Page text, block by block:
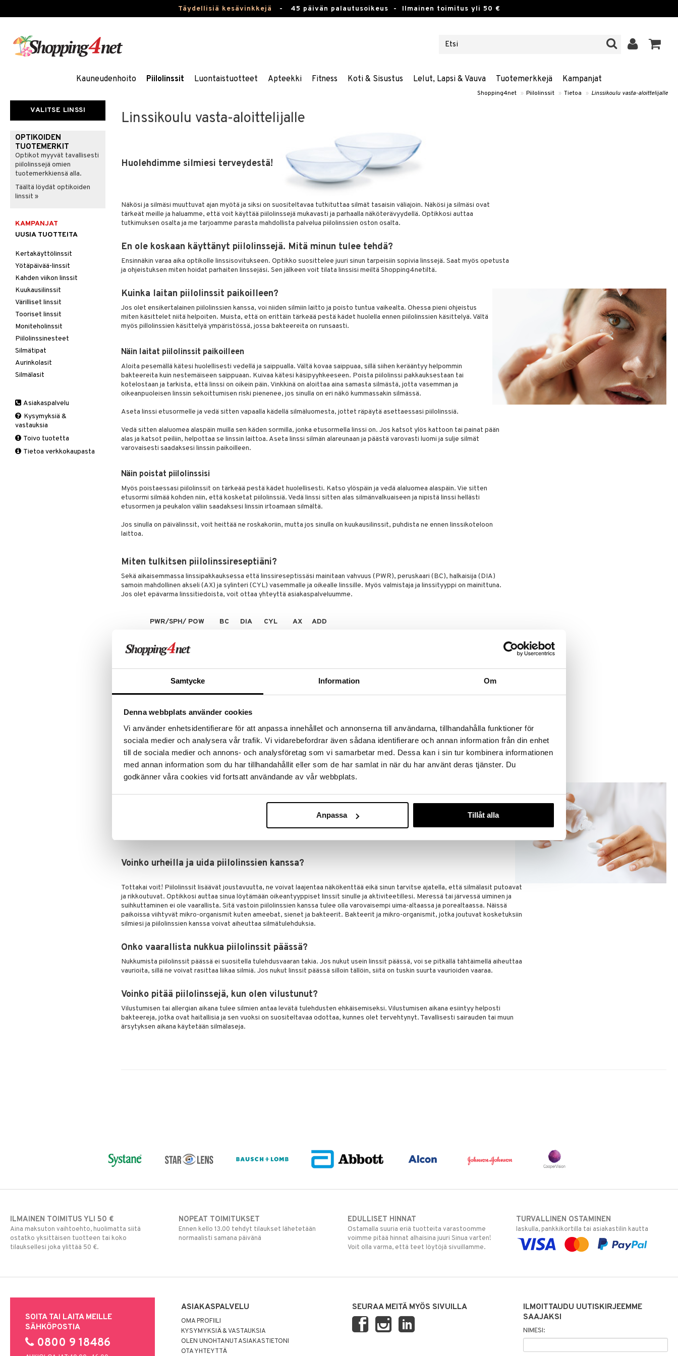
Samtycke Information Om
Denna webbplats använder cookies
Vi använder enhetsidentifierare för att anpassa innehållet och annonserna till användarna, tillhandahålla funktioner för
sociala medier och analysera vår trafik. Vi vidarebefordrar även sådana identifierare och annan information från din enhet
till de sociala medier och annons- och analysföretag som vi samarbetar med. Dessa kan i sin tur kombinera informationen
med annan information som du har tillhandahållit eller som de har samlat in när du har använt deras tjänster. Du
godkänner våra cookies vid fortsatt användande av vår webbplats.
Anpassa Tillåt alla
Täydellisiä kesävinkkejä - 45 päivän palautusoikeus - Ilmainen toimitus yli 50 €
Kauneudenhoito Piilolinssit Luontaistuotteet Apteekki Fitness Koti & Sisustus Lelut, Lapsi & Vauva Tuotemerkkejä Kampanjat
Shopping4net » Piilolinssit » Tietoa » Linssikoulu vasta-aloittelijalle
Linssikoulu vasta-aloittelijalle
Huolehdimme silmiesi terveydestä!
Näkösi ja silmäsi muuttuvat ajan myötä ja siksi on suositeltavaa tutkituttaa silmät tasaisin väliajoin. Näkösi ja silmäsi ovat
tärkeät meille ja haluamme, että voit käyttää piilolinssejä mukavasti ja parhaalla näköterävyydellä. Optikkosi auttaa
tutkimuksen osalta ja me tarjoamme parasta mahdollista palvelua piilolinssien oston osalta.
En ole koskaan käyttänyt piilolinssejä. Mitä minun tulee tehdä?
Ensinnäkin varaa aika optikolle linssisovitukseen. Optikko suosittelee juuri sinun tarpeisiin sopivia linssejä. Saat myös opetusta
ja ohjeistuksen miten hoidat parhaiten linssejäsi. Sen jälkeen voit tilata linssisi meiltä Shopping4netiltä.
Kuinka laitan piilolinssit paikoilleen?
Jos olet ensikertalainen piilolinssien kanssa, voi niiden silmiin laitto ja poisto tuntua vaikealta. Ohessa pieni ohjeistus
miten käsittelet niitä helpoiten. Muista, että on erittäin tärkeää pestä kädet huolella ennen piilolinssien käsittelyä. Vältä
myös pillolinssien käsittelyä ympäristössä, jossa bakteereita on runsaasti.
Näin laitat piilolinssit paikoilleen
Aloita pesemällä kätesi huolellisesti vedellä ja saippualla. Vältä kovaa saippuaa, sillä siihen kerääntyy helpommin
bakteereita kuin nestemäiseen saippuaan. Kuivaa kätesi käsipyyhkeeseen. Poista piilolinssi pakkauksestaan tai
kotelostaan ja tarkista, että linssi on oikein päin. Vinkkinä on aloittaa aina samasta silmästä, jotta vasemman ja
oikeanpuoleisen linssin sekoittumisen riski pienenee, jos sinulla on eri näkö kummassakin silmässä.
Aseta linssi etusormelle ja vedä sitten vapaalla kädellä silmäluomesta, jottet räpäytä asettaessasi piilolinssiä.
Vedä sitten alaluomea alaspäin muilla sen käden sormilla, jonka etusormella linssi on. Jos katsot ylös kattoon tai painat pään
alas ja katsot peiliin, helpottaa se linssin laittoa. Aseta linssi silmän alareunaan ja päästä varovasti luomi ja sulje silmät
varovaisesti saadaksesi linssin paikoilleen.
Näin poistat piilolinssisi
Myös poistaessasi piilolinssit on tärkeää pestä kädet huolellisesti. Katso ylöspäin ja vedä alaluomea alaspäin. Vie sitten
etusormi silmää kohden niin, että kosketat piilolinssiä. Vedä linssi sitten alas silmänvalkuaiseen ja nipistä linssi hellästi
etusormen ja peukalon väliin saadaksesi linssin irtoamaan silmältä.
Jos sinulla on päivälinssit, voit heittää ne roskakoriin, mutta jos sinulla on kuukausilinssit, puhdista ne ennen linssikoteloon
laittoa.
Miten tulkitsen piilolinssireseptiäni?
Sekä aikaisemmassa linssipakkauksessa että linssireseptissäsi mainitaan vahvuus (PWR), peruskaari (BC), halkaisija (DIA)
samoin mahdollinen akseli (AX) ja sylinteri (CYL) vasemmalle ja oikealle linssille. Myös valmistaja ja linssityyppi on mainittuna.
Jos olet epävarma linssitiedoista, voit ottaa yhteyttä asiakaspalveluumme.
PWR/SPH/ POW BC DIA CYL AX
ADD
V (L):
- 2,25
tarkoittaa likinäköä ja plussa kaukonäköä.
Peruskaari (BC) tai radie:
Peruskaari (BC) ja radie ovat eri nimitykset linssin kaarevuudelle. BC-arvon näet helpoiten
vanhasta linssipaketistasi, sovitusreseptistä tai optikolta kysymällä.
Halkaisija (DIA): Halkaisija tai DIA-arvo on linssin koko, joka vaihtelee linssityypin mukaan.
korjataan toorisin linssein.
Addition (ADD): Addition kuvaa keskipistevahvuutta multifokaali- tai bifokaalilinsseissä.
Keskustele aina optikkosi kanssa vaihtaessasi piilolinssejä, jotta uudet linssit sopivat silmiisi.
Huolelliset ja säännölliset puhdistusrutiinit ovat tärkeitä, jotta voit käyttää piilolinssejäsi ongelmitta. Kertalinssien kanssa
vältyt puhdistukselta, mutta sinun on silti muistettava pestä kädet ennen niiden käsittelyä, aivan kuten kuukausilinssien
Voinko urheilla ja uida piilolinssien kanssa?
Tottakai voit! Piilolinssit lisäävät joustavuutta, ne voivat laajentaa näkökenttää eikä sinun tarvitse ajatella, että silmälasit putoavat
ja rikkoutuvat. Optikkosi auttaa sinua löytämään oikeantyyppiset linssit sinulle ja aktiviteetillesi. Meressä tai järvessä uiminen ja
suihkuttaminen ei ole vaarallista. Sitä vastoin piilolinssien kanssa tulee olla varovaisempi uima-altaassa ja porealtaassa. Näissä
paikoissa viihtyvät mikro-organismit kuten ameebat, sienet ja bakteerit. Bakteerit ja mikro-organismit, jotka joutuvat kosketuksiin
silmiesi ja piilolinssien kanssa voivat aiheuttaa silmätulehduksia.
Onko vaarallista nukkua piilolinssit päässä?
Nukkumista piilolinssit päässä ei suositella tulehdusvaaran takia. Jos nukut usein linssit päässä, voi se pitkällä tähtäimellä aiheuttaa
vaurioita, sillä ne voivat rasittaa liikaa silmiä. Jos nukut linssit päässä silloin tällöin, siitä on tuskin suurta vaurioiden vaaraa.
Voinko pitää piilolinssejä, kun olen vilustunut?
Vilustumisen tai allergian aikana tulee silmien antaa levätä tulehdusten ehkäisemiseksi. Vilustumisen aikana esiintyy helposti
bakteereja, jotka ovat haitallisia ja sen vuoksi on suositeltavaa odottaa, kunnes olet tervehtynyt. Tavallisesti sairauden tai muun
ärsytyksen aikana käytetään silmälaseja.
VALITSE LINSSI
OPTIKOIDEN
TUOTEMERKIT
Optikot myyvät tavallisesti
piilolinssejä omien
tuotemerkkiensä alla.
Täältä löydät optikoiden
linssit »
KAMPANJAT
UUSIA TUOTTEITA
Kertakäyttölinssit
Yötäpäivää-linssit
Kahden viikon linssit
Kuukausilinssit
Värilliset linssit
Tooriset linssit
Moniteholinssit
Piilolinssinesteet
Silmätipat
Aurinkolasit
Silmälasit
Asiakaspalvelu
Kysymyksiä &
vastauksia
Toivo tuotetta
Tietoa verkkokaupasta
ILMAINEN TOIMITUS YLI 50 €
Aina maksuton vaihtoehto, huolimatta siitä
ostatko yksittäisen tuotteen tai koko
tilauksellesi joka ylittää 50 €.
NOPEAT TOIMITUKSET
Ennen kello 13.00 tehdyt tilaukset lähetetään
normaalisti samana päivänä
EDULLISET HINNAT
Ostamalla suuria eriä tuotteita varastoomme
voimme pitää hinnat alhaisina juuri Sinua varten!
Voit olla varma, että teet löytöjä sivuillamme.
TURVALLINEN OSTAMINEN
laskulla, pankkikortilla tai asiakastilin kautta
SOITA TAI LAITA MEILLE
SÄHKÖPOSTIA
0800 9 18486
ASIAKASPALVELU
OMA PROFIILI
KYSYMYKSIÄ & VASTAUKSIA
OLEN UNOHTANUT ASIAKASTIETONI
OTA YHTEYTTÄ
SEURAA MEITÄ MYÖS SIVUILLA
ILMOITTAUDU UUTISKIRJEEMME
SAAJAKSI
NIMESI: